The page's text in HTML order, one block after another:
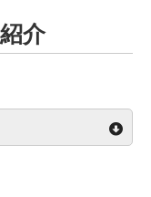
【省エネ革新】超低消費電力 反射型TFT液晶モジュール
介